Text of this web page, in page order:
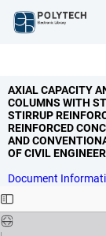
AXIAL CAPACITY
COLUMNS WITH
STIRRUP
REINFORCED
AND
OF CIVIL
Document